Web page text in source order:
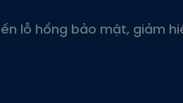
lỗ hổng bảo mật, giảm